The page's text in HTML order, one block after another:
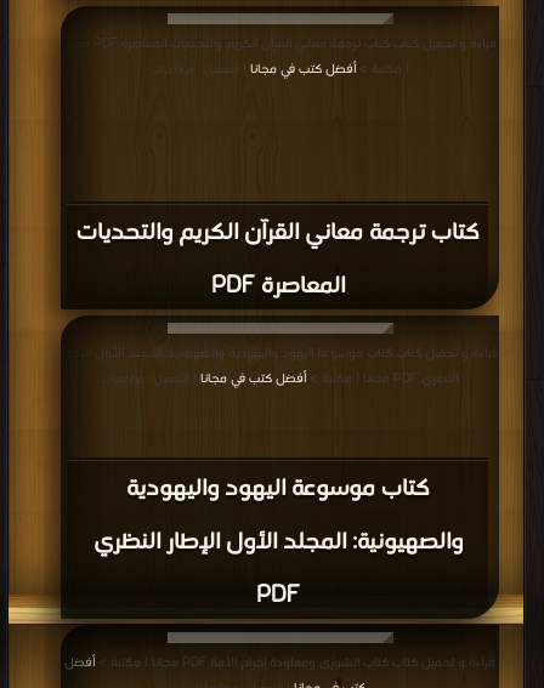
كتاب ترجمة معاني القرآن الكريم والتحديات
المعاصرة PDF
| مكتبة >أفضل كتب في مجانا | التحميل : مرة/مرات
كتاب موسوعة اليهود واليهودية
والصهيونية: المجلد الأول الإطار النظري
PDF
قراءة و تحميل كتاب كتاب موسوعة اليهود واليهودية والصهيونية: المجلد الأول الإطار
النظري PDF مجانا | مكتبة >
أفضل كتب في مجانا | التحميل : مرة/مرات
قراءة و تحميل كتاب كتاب الشورى ومعاودة إخراج الأمة PDF مجانا | مكتبة >
أفضل